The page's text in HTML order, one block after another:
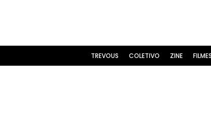
TREVOUS COLETIVO ZINE